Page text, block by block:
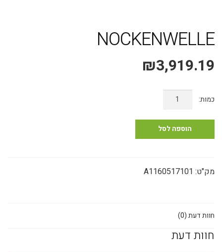
NOCKENWELLE
₪3,919.19
הוספה לסל
מק"ט: A1160517101
חוות דעת (0)
חוות דעת